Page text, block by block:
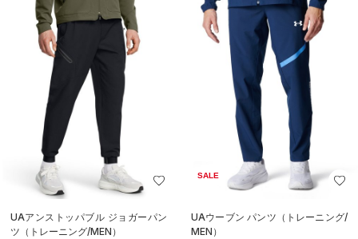
UAアンストッパブル ジョガーパン
ツ（トレーニング/MEN）
SALE
UAウーブン パンツ（トレーニング/
MEN）